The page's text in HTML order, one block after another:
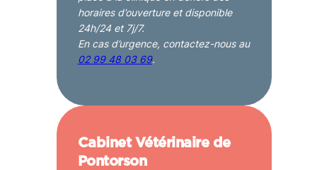
horaires d’ouverture et disponible
24h/24 et 7j/7.
En cas d’urgence, contactez-nous au
02 99 48 03 69.
Cabinet Vétérinaire de
Pontorson